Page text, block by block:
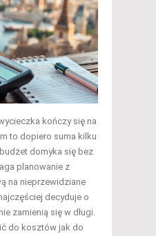
kończy się na
to dopiero suma kilku
domyka się bez
planowanie z
na nieprzewidziane
decyduje o
zamienią się w długi.
do kosztów jak do